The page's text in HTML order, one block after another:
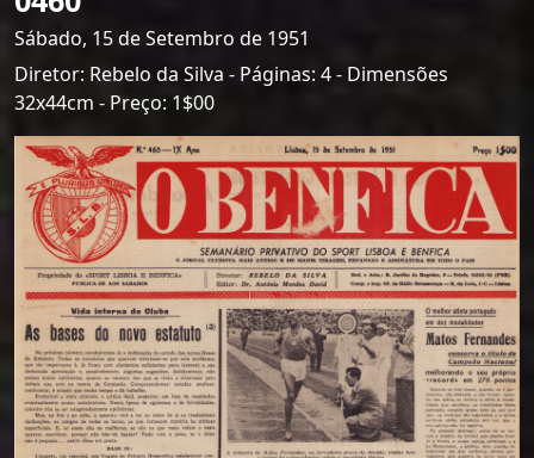
Sábado, 15 de Setembro de 1951
Diretor: Rebelo da Silva - Páginas: 4 - Dimensões
32x44cm - Preço: 1$00